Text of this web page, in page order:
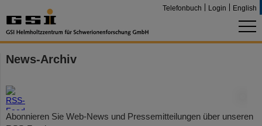
Telefonbuch Login English
News-Archiv
Abonnieren Sie Web-News und Pressemitteilungen über unseren